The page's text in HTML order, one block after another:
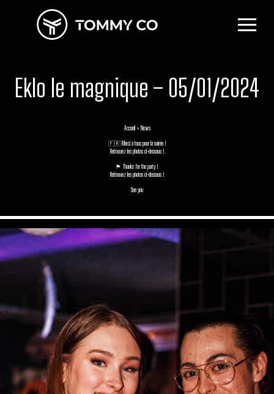
Eklo le magnique – 05/01/2024
Accueil » News
🇫🇷 Merci à tous pour la soirée !
Retrouvez les photos ci-dessous !
🏴󠁧󠁢󠁥󠁮󠁧󠁿 Thanks for the party !
Retrouvez les photos ci-dessous !
See you